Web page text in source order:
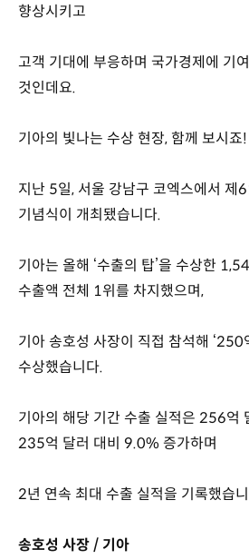
향상시키고
고객 기대에 부응하며 국가경제에 기
것인데요.
기아의 빛나는 수상 현장, 함께 보시죠!
지난 5일, 서울 강남구 코엑스에서 제
기념식이 개최됐습니다.
기아는 올해 ‘수출의 탑’을 수상한
수출액 전체 1위를 차지했으며,
기아 송호성 사장이 직접 참석해 ‘250
수상했습니다.
기아의 해당 기간 수출 실적은 256억
235억 달러 대비 9.0% 증가하며
2년 연속 최대 수출 실적을 기록했습
송호성 사장 / 기아